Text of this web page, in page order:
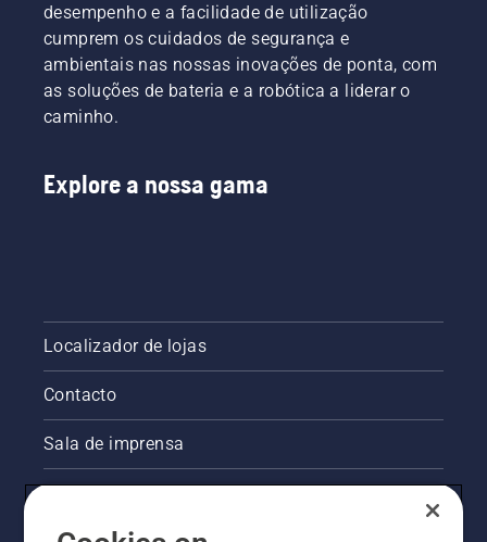
desempenho e a facilidade de utilização
cumprem os cuidados de segurança e
ambientais nas nossas inovações de ponta, com
as soluções de bateria e a robótica a liderar o
caminho.
Explore a nossa gama
Localizador de lojas
Contacto
Sala de imprensa